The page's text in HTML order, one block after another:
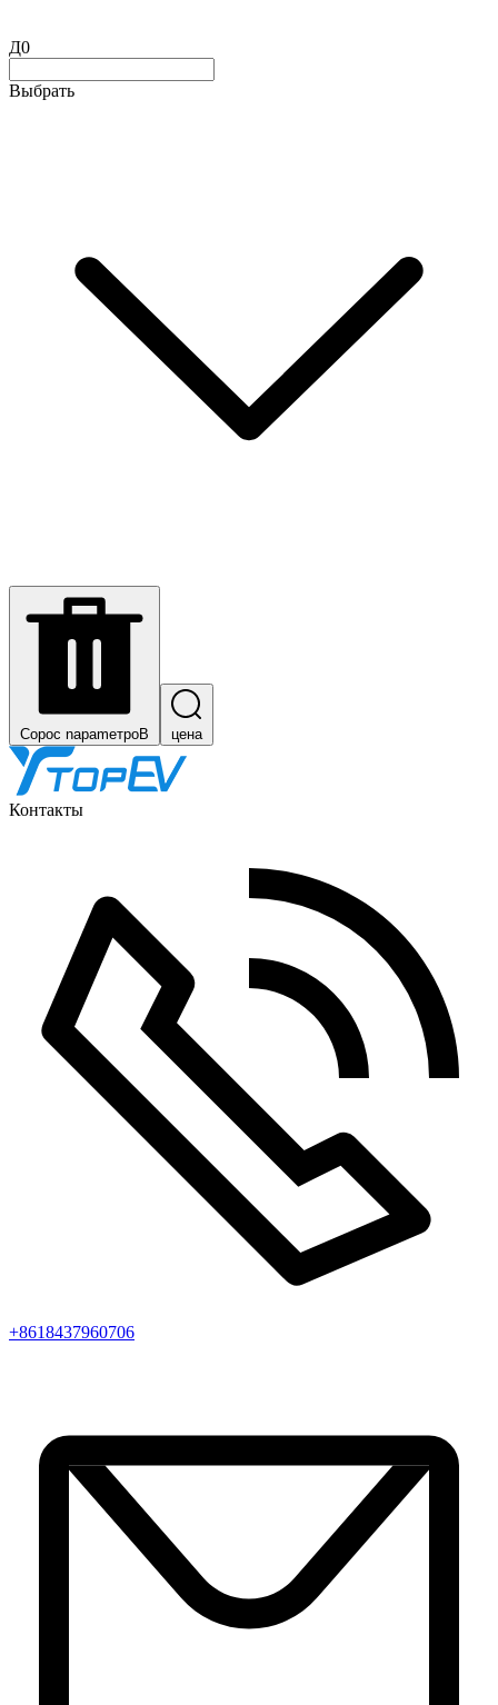
Д0
Выбрать
Copoc napameтpoB цена
Контакты
+8618437960706